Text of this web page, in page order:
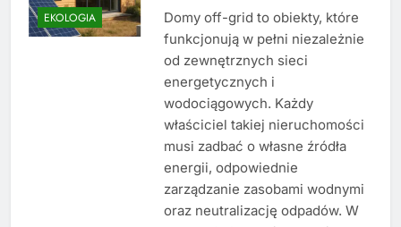
EKOLOGIA
Domy off-grid to obiekty, które
funkcjonują w pełni niezależnie
od zewnętrznych sieci
energetycznych i
wodociągowych. Każdy
właściciel takiej nieruchomości
musi zadbać o własne źródła
energii, odpowiednie
zarządzanie zasobami wodnymi
oraz neutralizację odpadów. W